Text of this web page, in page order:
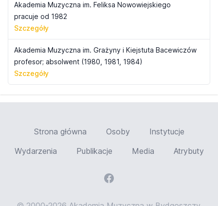
Akademia Muzyczna im. Feliksa Nowowiejskiego
pracuje od 1982
Szczegóły
Akademia Muzyczna im. Grażyny i Kiejstuta Bacewiczów
profesor; absolwent (1980, 1981, 1984)
Szczegóły
Strona główna Osoby
Instytucje
Wydarzenia
Publikacje Media Atrybuty